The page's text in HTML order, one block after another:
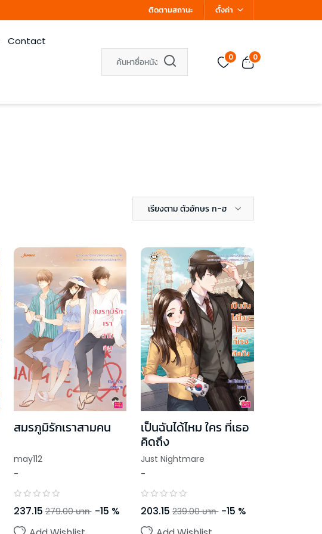
ติดตามสถานะ ตั้งค่า
Contact
0 0
เรียงตาม ตัวอักษร ก-ฮ
สมรภูมิรักเราสามคน
may112
-
237.15 279.00 บาท -15 %
เป็นฉันได้ไหม ใคร ที่เธอ
คิดถึง
Just Nightmare
-
203.15 239.00 บาท -15 %